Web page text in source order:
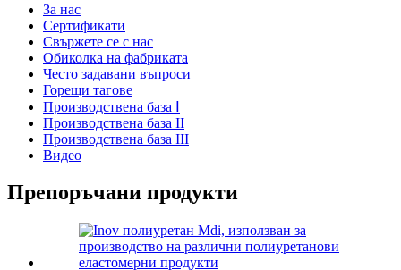
За нас
Сертификати
Свържете се с нас
Обиколка на фабриката
Често задавани въпроси
Горещи тагове
Производствена база Ⅰ
Производствена база II
Производствена база III
Видео
Препоръчани продукти